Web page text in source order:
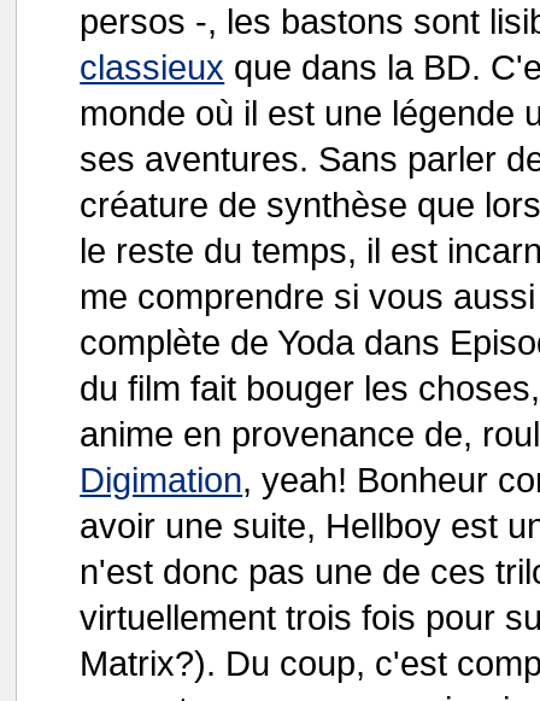
persos -, les bastons sont
classieux que dans la BD.
monde où il est une légende
ses aventures. Sans parler
créature de synthèse que
le reste du temps, il est
me comprendre si vous
complète de Yoda dans
du film fait bouger les
anime en provenance de,
Digimation, yeah! Bonheur
avoir une suite, Hellboy est
n'est donc pas une de ces
virtuellement trois fois pour
Matrix?). Du coup, c'est